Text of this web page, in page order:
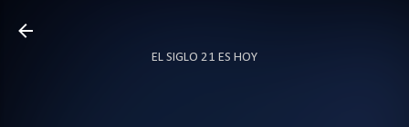
EL SIGLO 21 ES HOY